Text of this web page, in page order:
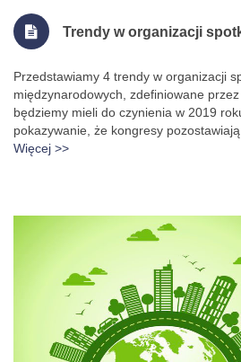
Trendy w organizacji
Przedstawiamy 4 trendy w organizacji
międzynarodowych, zdefiniowane
będziemy mieli do czynienia w 2019
pokazywanie, że kongresy pozostawiają
Więcej >>